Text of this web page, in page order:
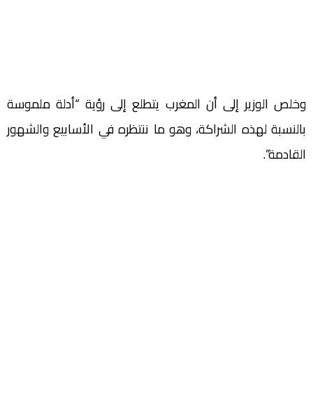
وخلص الوزير إلى أن المغرب يتطلع إلى رؤية “أدلة ملموسة
بالنسبة لهذه الشراكة، وهو ما ننتظره في الأسابيع والشهور
القادمة”.